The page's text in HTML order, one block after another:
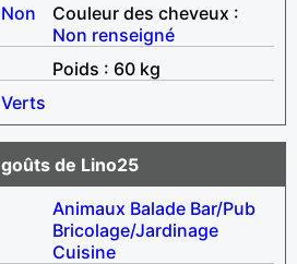
Non
Couleur des cheveux :
Non renseigné
Poids : 60 kg
Verts
de Lino25
Animaux Balade Bar/Pub
Bricolage/Jardinage
Cuisine